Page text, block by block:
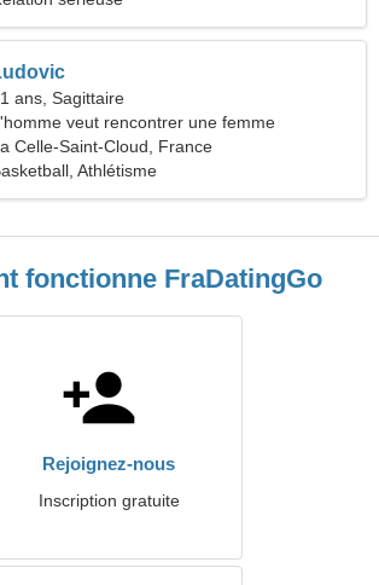
ans, Sagittaire
veut rencontrer une femme
Celle-Saint-Cloud, France
Athlétisme
fonctionne FraDatingGo
Rejoignez-nous
Inscription gratuite